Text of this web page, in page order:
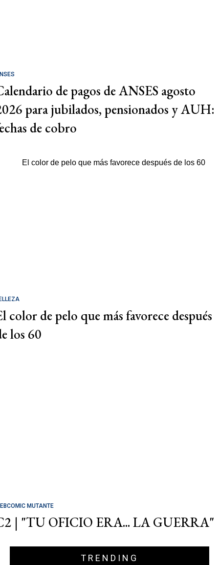
de pagos de ANSES agosto
para jubilados, pensionados y AUH:
de cobro
color de pelo que más favorece después
los 60
MUTANTE
| "TU OFICIO ERA... LA GUERRA"
TRENDING